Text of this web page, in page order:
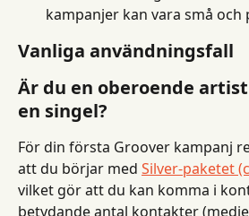
kampanjer kan vara små och
Vanliga användningsfall
Är du en oberoende
en singel?
För din första Groover kampanj
att du börjar med Silver-paketet
vilket gör att du kan komma i
betydande antal kontakter